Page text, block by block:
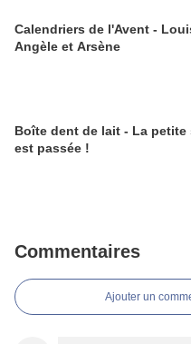
Calendriers de l'Avent -
Angèle et Arsène
Boîte dent de lait - La petite
est passée !
Commentaires
Ajouter un